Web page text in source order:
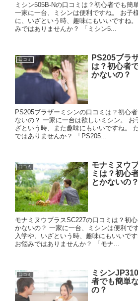
ミシン505B-Nの口コミは？初心者でも簡
一家に一台、ミシンは便利ですね。 お子
に、いざという時、趣味にもいいですね
みではありませんか？ 「ミシン5...
口コミ
PS205ブラ
は？初心者
かないの？
PS205ブラザーミシンの口コミは？初心
ないの？ 一家に一台は欲しいミシン。 お
ざという時、また趣味にもいいですね。
ではありませんか？ 「PS205...
口コミ
モナミヌウ
ミは？初心
とかないの？
モナミヌウプラスSC227の口コミは？初
かないの？ 一家に一台、ミシンは便利で
入学や、いざという時、趣味にもいいで
お悩みではありませんか？ 「モナ...
口コミ
ミシン
者でも簡単
の？